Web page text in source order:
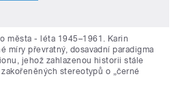
města - léta 1945–1961. Karin
míry převratný, dosavadní paradigma
jehož zahlazenou historii stále
stereotypů o „černé